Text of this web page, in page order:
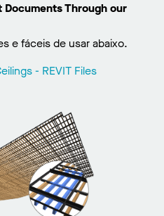
Through our
e fáceis de usar abaixo.
- REVIT Files